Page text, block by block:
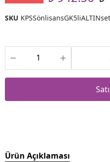
SKU
Ürün Açıklaması